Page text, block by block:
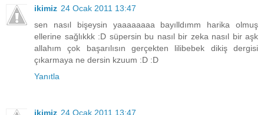
ikimiz 24 Ocak 2011 13:47
sen nasıl bişeysin yaaaaaaaa bayılldımm harika olmuş
ellerine sağlıkkk :D süpersin bu nasıl bir zeka nasıl bir aşk
allahım çok başarılısın gerçekten lilibebek dikiş dergisi
çıkarmaya ne dersin kzuum :D :D
Yanıtla
ikimiz 24 Ocak 2011 13:47